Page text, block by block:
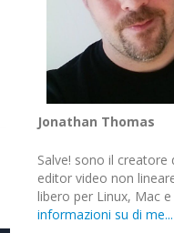
Jonathan Thomas
Salve! sono il creatore
editor video non
libero per Linux, Mac
informazioni su di me...